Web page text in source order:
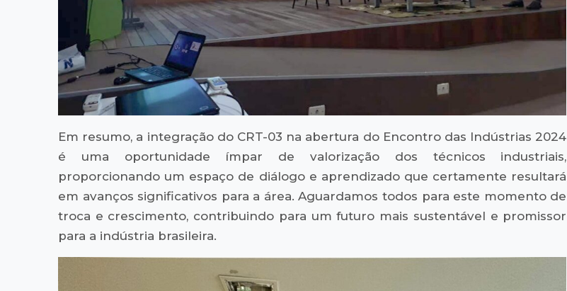
Em resumo, a integração do CRT-03 na abertura do Encontro das Indústrias 2024
é uma oportunidade ímpar de valorização dos técnicos industriais,
proporcionando um espaço de diálogo e aprendizado que certamente resultará
em avanços significativos para a área. Aguardamos todos para este momento de
troca e crescimento, contribuindo para um futuro mais sustentável e promissor
para a indústria brasileira.